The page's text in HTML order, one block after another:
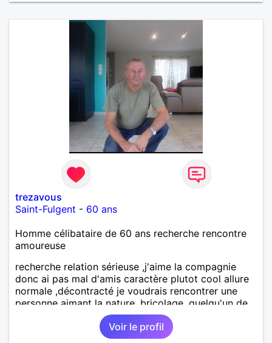
trezavous
Saint-Fulgent - 60 ans
Homme célibataire de 60 ans recherche rencontre
amoureuse
recherche relation sérieuse ,j'aime la compagnie
donc ai pas mal d'amis caractère plutot cool allure
normale ,décontracté je voudrais rencontrer une
personne aimant la nature ,bricolage ,quelqu'un de
simple et naturel à vos claviers mesdames
Voir le profil